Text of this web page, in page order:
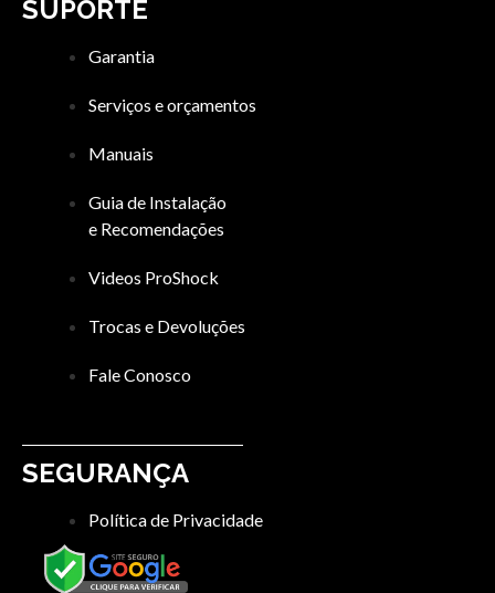
SUPORTE
Garantia
Serviços e orçamentos
Manuais
Guia de Instalação
e Recomendações
Videos ProShock
Trocas e Devoluções
Fale Conosco
SEGURANÇA
Política de Privacidade